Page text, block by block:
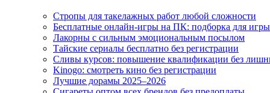
Стропы для такелажных работ любой сложности
Бесплатные онлайн-игры на ПК: подборка для игры
Лакорны с сильным эмоциональным посылом
Тайские сериалы бесплатно без регистрации
Сливы курсов: повышение квалификации без
Kinogo: смотреть кино без регистрации
Лучшие дорамы 2025–2026